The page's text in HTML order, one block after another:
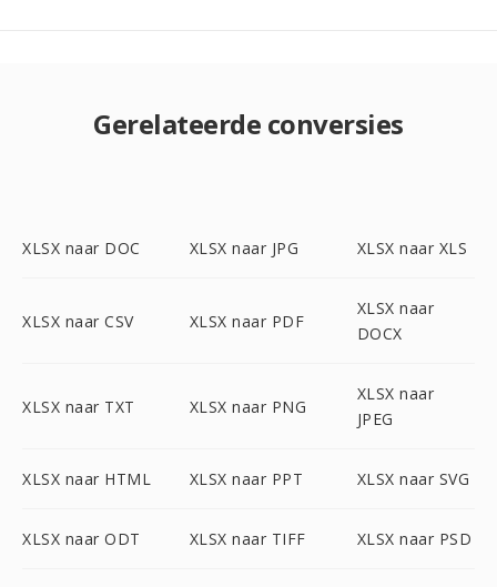
Gerelateerde conversies
XLSX naar DOC XLSX naar JPG XLSX naar XLS
XLSX naar CSV XLSX naar PDF
XLSX naar
DOCX
XLSX naar TXT XLSX naar PNG
XLSX naar
JPEG
XLSX naar HTML XLSX naar PPT XLSX naar SVG
XLSX naar ODT XLSX naar TIFF XLSX naar PSD